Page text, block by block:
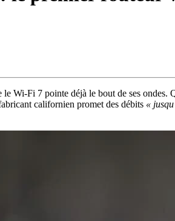
Wi-Fi 7 pointe déjà le bout de ses ondes.
californien promet des débits «